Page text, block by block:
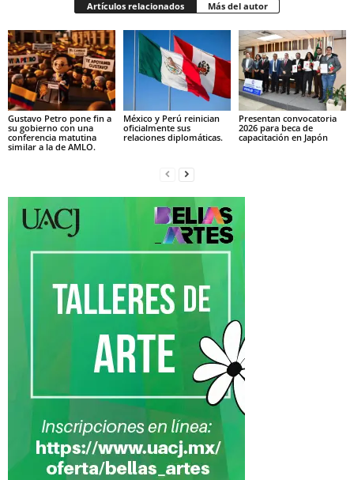
Artículos relacionados Más del autor
Gustavo Petro pone fin a
su gobierno con una
conferencia matutina
similar a la de AMLO.
México y Perú reinician
oficialmente sus
relaciones diplomáticas.
Presentan convocatoria
2026 para beca de
capacitación en Japón